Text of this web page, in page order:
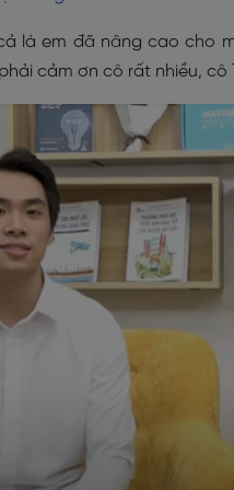
là em đã nâng cao cho
cảm ơn cô rất nhiều, cô